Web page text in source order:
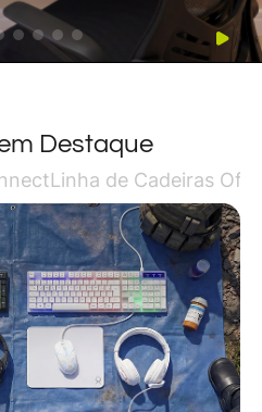
Destaque
Linha de Cadeiras